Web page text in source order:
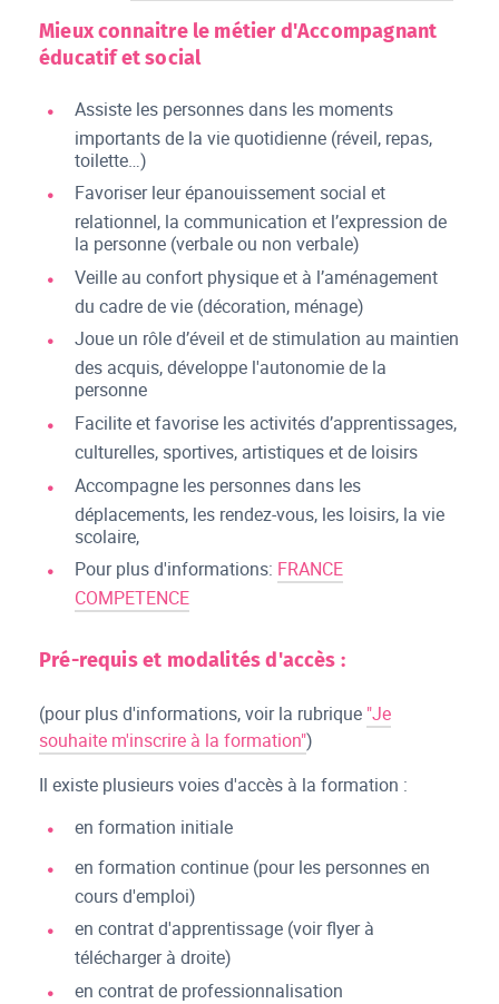
Mieux connaitre le métier d'Accompagnant
éducatif et social
Assiste les personnes dans les moments
importants de la vie quotidienne (réveil, repas,
toilette…)
Favoriser leur épanouissement social et
relationnel, la communication et l’expression de
la personne (verbale ou non verbale)
Veille au confort physique et à l’aménagement
du cadre de vie (décoration, ménage)
Joue un rôle d’éveil et de stimulation au maintien
des acquis, développe l'autonomie de la
personne
Facilite et favorise les activités d’apprentissages,
culturelles, sportives, artistiques et de loisirs
Accompagne les personnes dans les
déplacements, les rendez-vous, les loisirs, la vie
scolaire,
Pour plus d'informations: FRANCE
COMPETENCE
Pré-requis et modalités d'accès :
(pour plus d'informations, voir la rubrique "Je
souhaite m'inscrire à la formation")
Il existe plusieurs voies d'accès à la formation :
en formation initiale
en formation continue (pour les personnes en
cours d'emploi)
en contrat d'apprentissage (voir flyer à
télécharger à droite)
en contrat de professionnalisation